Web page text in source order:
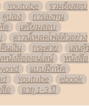
Youtube
รวมข้อสอบ
คูปอง
การลงทุน
ด
เตรียมสอบ
ดาวน์โหลดไฟล์ตัวอย่าง
นเงิน กระต่าย
เล่น
หนังสือออนไลน์
หนังสือ
แบบฝึกหัด
Youtube
ebook
อ
อายุ 1-3 ปี